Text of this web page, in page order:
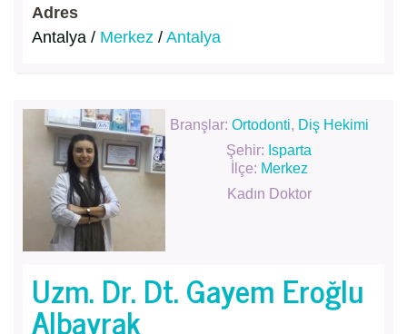
Adres
Antalya / Merkez / Antalya
Branşlar: Ortodonti, Diş Hekimi
Şehir: Isparta
İlçe: Merkez
Kadın Doktor
Uzm. Dr. Dt. Gayem Eroğlu
Albayrak